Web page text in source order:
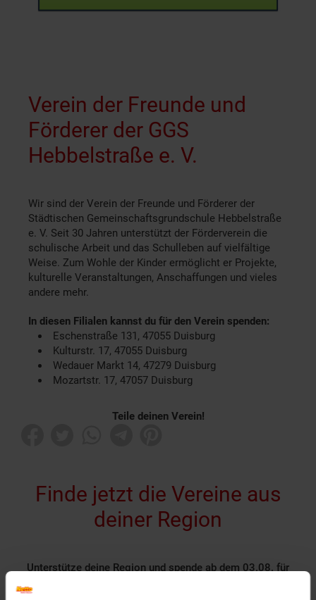
Verein der Freunde und
Förderer der GGS
Hebbelstraße e. V.
Wir sind der Verein der Freunde und Förderer der
Städtischen Gemeinschaftsgrundschule Hebbelstraße
e. V. Seit 30 Jahren unterstützt der Förderverein die
schulische Arbeit und das Schulleben auf vielfältige
Weise. Zum Wohle der Kinder ermöglicht er Projekte,
kulturelle Veranstaltungen, Anschaffungen und vieles
andere mehr.
In diesen Filialen kannst du für den Verein spenden:
Eschenstraße 131, 47055 Duisburg
Kulturstr. 17, 47055 Duisburg
Wedauer Markt 14, 47279 Duisburg
Mozartstr. 17, 47057 Duisburg
Teile deinen Verein!
Finde jetzt die Vereine aus
deiner Region
Unterstütze deine Region und spende ab dem 03.08. für